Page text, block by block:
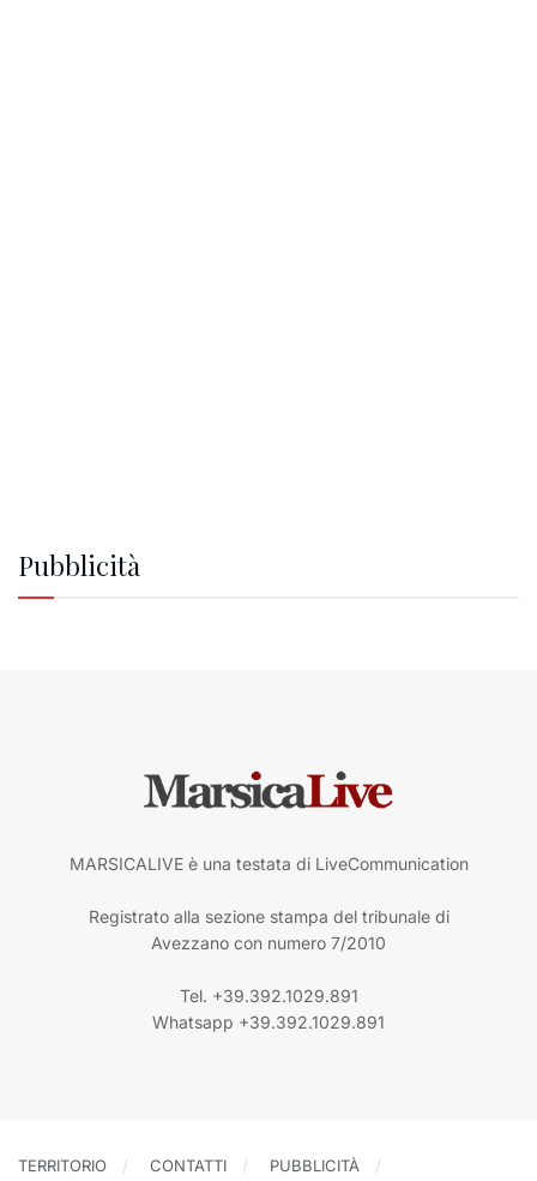
Pubblicità
MARSICALIVE è una testata di LiveCommunication
Registrato alla sezione stampa del tribunale di
Avezzano con numero 7/2010
Tel. +39.392.1029.891
Whatsapp +39.392.1029.891
TERRITORIO CONTATTI PUBBLICITÀ